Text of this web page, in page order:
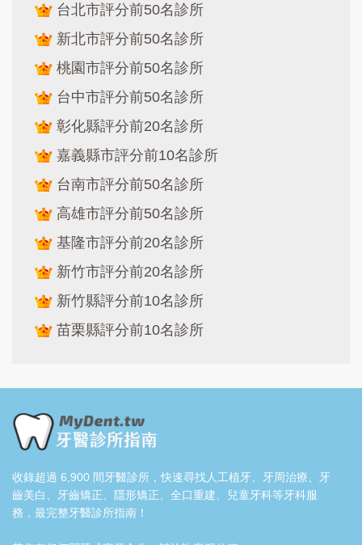
台北市評分前50名診所
新北市評分前50名診所
桃園市評分前50名診所
台中市評分前50名診所
彰化縣評分前20名診所
嘉義縣市評分前10名診所
台南市評分前50名診所
高雄市評分前50名診所
基隆市評分前20名診所
新竹市評分前20名診所
新竹縣評分前10名診所
苗栗縣評分前10名診所
收錄超過 6,900 間牙醫診所，快速尋找人工植牙、牙周治療、牙
齒美白、牙齒矯正、隱形矯正、全口重建、兒童牙科等牙科服
務，最完整牙醫診所指南！